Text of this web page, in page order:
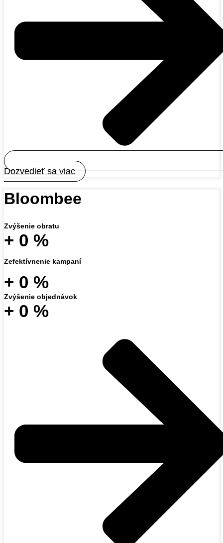
Dozvedieť sa viac
Bloombee
Zvýšenie obratu
+ 0 %
Zefektívnenie kampaní
+ 0 %
Zvýšenie objednávok
+ 0 %